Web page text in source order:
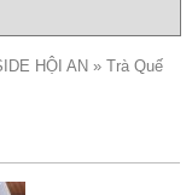
HỘI AN » Trà Quế